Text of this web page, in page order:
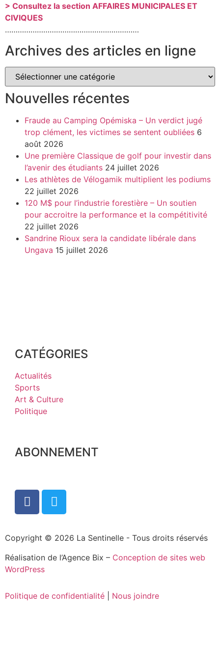
> Consultez la section AFFAIRES MUNICIPALES ET
CIVIQUES
………………………………………………………
Archives des articles en ligne
Nouvelles récentes
Fraude au Camping Opémiska – Un verdict jugé
trop clément, les victimes se sentent oubliées 6
août 2026
Une première Classique de golf pour investir dans
l’avenir des étudiants 24 juillet 2026
Les athlètes de Vélogamik multiplient les podiums
22 juillet 2026
120 M$ pour l’industrie forestière – Un soutien
pour accroitre la performance et la compétitivité
22 juillet 2026
Sandrine Rioux sera la candidate libérale dans
Ungava 15 juillet 2026
CATÉGORIES
Actualités
Sports
Art & Culture
Politique
ABONNEMENT
Copyright © 2026 La Sentinelle - Tous droits réservés
Réalisation de l’Agence Bix – Conception de sites web
WordPress
Politique de confidentialité Nous joindre